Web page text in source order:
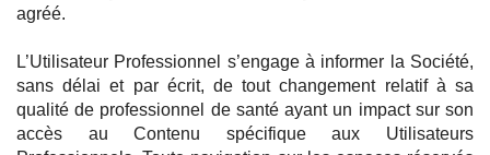
agréé.
L’Utilisateur Professionnel s’engage à informer la Société,
sans délai et par écrit, de tout changement relatif à sa
qualité de professionnel de santé ayant un impact sur son
accès au Contenu spécifique aux Utilisateurs